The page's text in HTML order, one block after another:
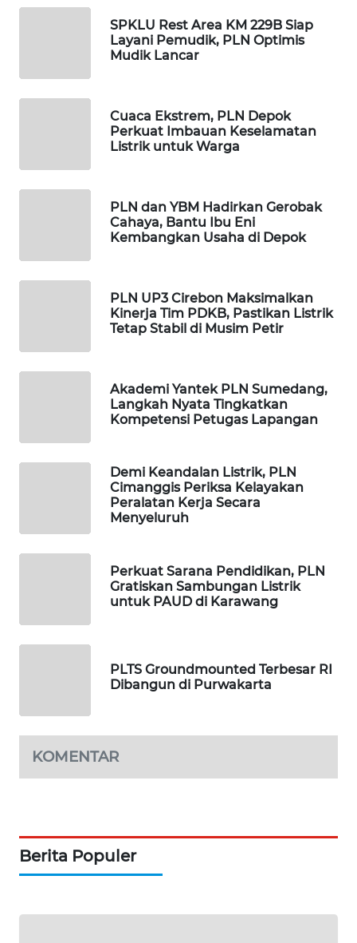
SPKLU Rest Area KM 229B Siap
Layani Pemudik, PLN Optimis
Mudik Lancar
Cuaca Ekstrem, PLN Depok
Perkuat Imbauan Keselamatan
Listrik untuk Warga
PLN dan YBM Hadirkan Gerobak
Cahaya, Bantu Ibu Eni
Kembangkan Usaha di Depok
PLN UP3 Cirebon Maksimalkan
Kinerja Tim PDKB, Pastikan Listrik
Tetap Stabil di Musim Petir
Akademi Yantek PLN Sumedang,
Langkah Nyata Tingkatkan
Kompetensi Petugas Lapangan
Demi Keandalan Listrik, PLN
Cimanggis Periksa Kelayakan
Peralatan Kerja Secara
Menyeluruh
Perkuat Sarana Pendidikan, PLN
Gratiskan Sambungan Listrik
untuk PAUD di Karawang
PLTS Groundmounted Terbesar RI
Dibangun di Purwakarta
KOMENTAR
Berita Populer
Wahana
WALINKI
ID
LPKKI
KOPEKLIN
FORJASIDA
TAMBANG
SITUNGIR
NEWS
NEWS